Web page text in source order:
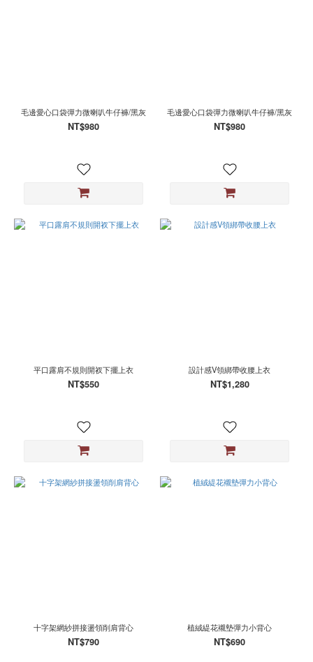
毛邊愛心口袋彈力微喇叭牛仔褲/黑灰
NT$980
毛邊愛心口袋彈力微喇叭牛仔褲/黑灰
NT$980
平口露肩不規則開衩下擺上衣
NT$550
設計感V領綁帶收腰上衣
NT$1,280
十字架網紗拼接盪領削肩背心
NT$790
植絨緹花襯墊彈力小背心
NT$690